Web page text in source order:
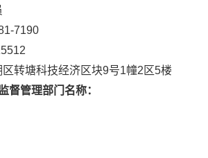
7190
转塘科技经济区块9号1幢2区5楼
督管理部门名称：